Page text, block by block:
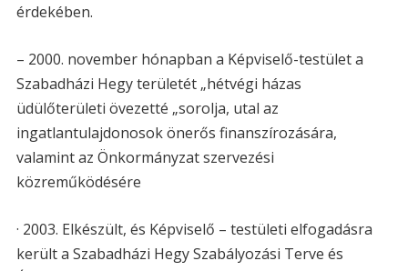
érdekében.
– 2000. november hónapban a Képviselő-testület a
Szabadházi Hegy területét „hétvégi házas
üdülőterületi övezetté „sorolja, utal az
ingatlantulajdonosok önerős finanszírozására,
valamint az Önkormányzat szervezési
közreműködésére
· 2003. Elkészült, és Képviselő – testületi elfogadásra
került a Szabadházi Hegy Szabályozási Terve és